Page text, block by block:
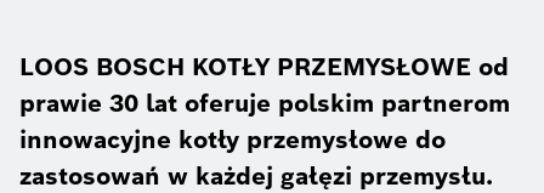
LOOS BOSCH KOTŁY PRZEMYSŁOWE od
prawie 30 lat oferuje polskim partnerom
innowacyjne kotły przemysłowe do
zastosowań w każdej gałęzi przemysłu.